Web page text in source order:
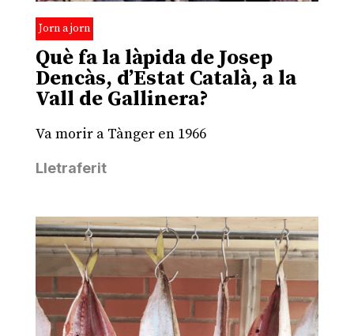
Jorn a jorn
Què fa la làpida de Josep
Dencàs, d’Estat Català, a la
Vall de Gallinera?
Va morir a Tànger en 1966
Lletraferit